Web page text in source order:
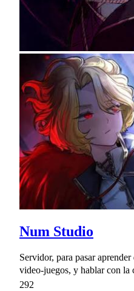
Num Studio
Servidor, para pasar
video-juegos, y hablar con
292